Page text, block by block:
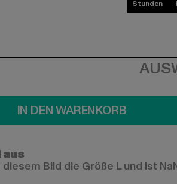
Stunden
IN DEN WARENKORB
Bild die Größe L und ist